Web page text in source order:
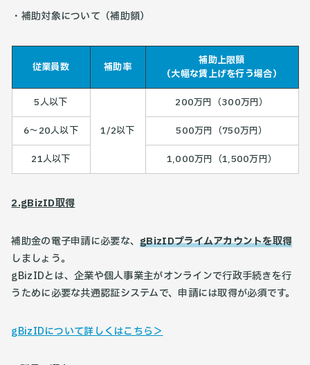
・補助対象について（補助額）
従業員数 補助率
補助上限額
（大幅な賃上げを行う場合）
5人以下
1/2以下
200万円（300万円）
6～20人以下 500万円（750万円）
21人以下 1,000万円（1,500万円）
2.gBizID取得
補助金の電子申請に必要な、gBizIDプライムアカウントを取得
しましょう。
gBizIDとは、企業や個人事業主がオンラインで行政手続きを行
うために必要な共通認証システムで、申請には取得が必須です。
gBizIDについて詳しくはこちら＞